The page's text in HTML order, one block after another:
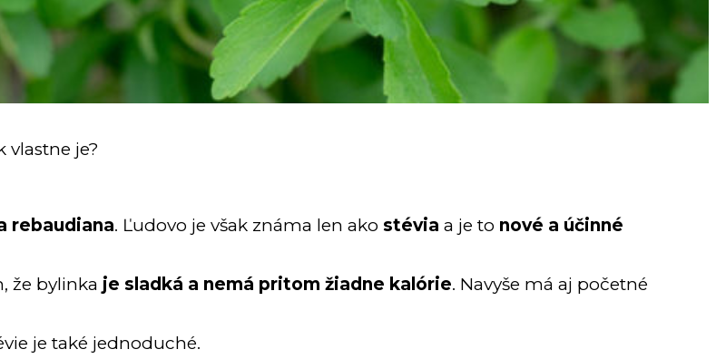
vlastne je?
rebaudiana. Ľudovo je však známa len ako stévia a je to nové a účinné
že bylinka je sladká a nemá pritom žiadne kalórie. Navyše má aj početné
je také jednoduché.